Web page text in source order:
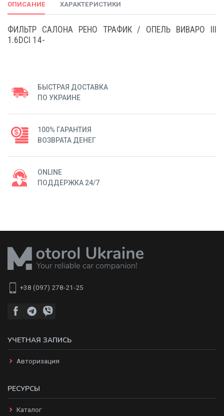
ОПИСАНИЕ ХАРАКТЕРИСТИКИ
ФИЛЬТР САЛОНА РЕНО ТРАФИК / ОПЕЛЬ ВИВАРО III
1.6DCI 14-
БЫСТРАЯ ДОСТАВКА
ПО УКРАИНЕ
100% ГАРАНТИЯ
ВОЗВРАТА ДЕНЕГ
ONLINE
ПОДДЕРЖКА 24/7
+38 (097) 278-21-25
УЧЕТНАЯ ЗАПИСЬ
Авторизация
РЕСУРСЫ
Каталог